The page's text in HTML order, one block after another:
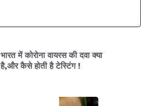
भारत में कोरोना वायरस की दवा क्या
है,और कैसे होती है टेस्टिंग !